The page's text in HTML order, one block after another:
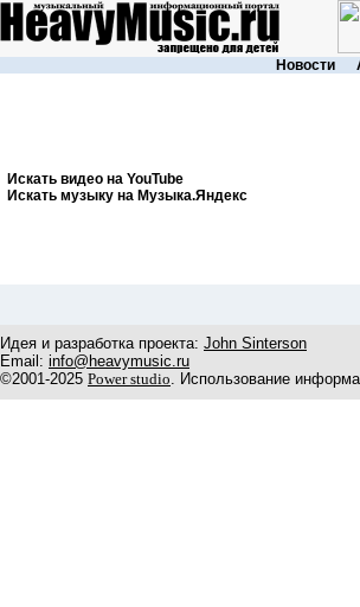
Новости
Искать видео на YouTube
Искать музыку на Музыка.Яндекс
Идея и разработка проекта: John Sinterson
Email: info@heavymusic.ru
©2001-2025 Power studio. Использование